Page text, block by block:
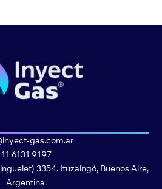
gas.com.ar
11 6131 9197
3354. Ituzaingó, Buenos Aire,
Argentina.